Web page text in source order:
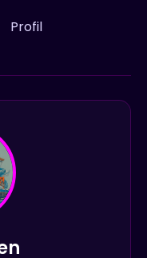
Profil